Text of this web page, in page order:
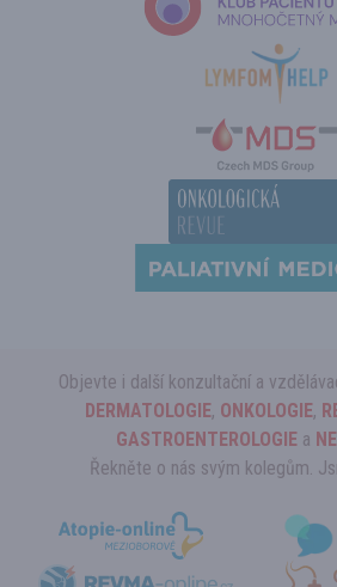
Objevte i další konzultační a
DERMATOLOGIE, ONKOLOGIE,
GASTROENTEROLOGIEa
Řekněte o nás svým kolegům.